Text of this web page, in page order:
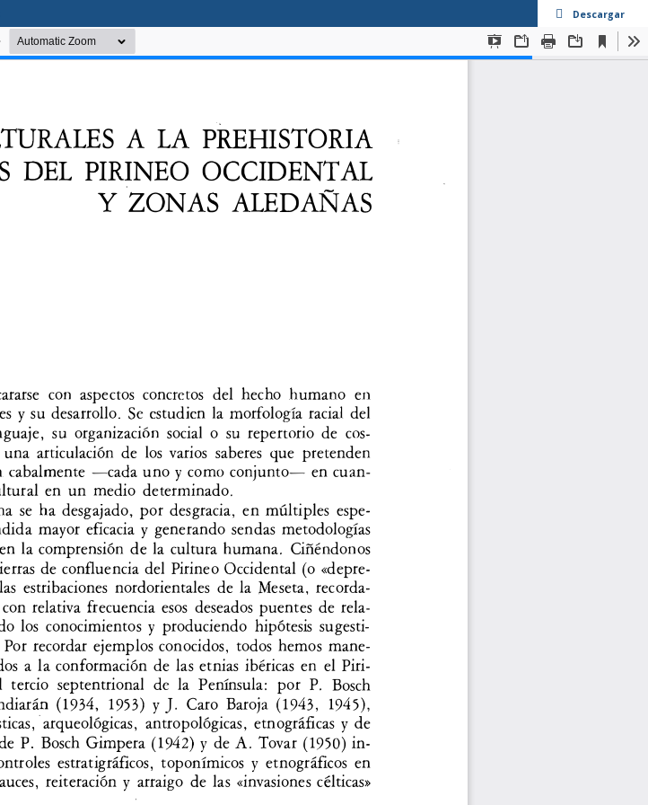
Descargar